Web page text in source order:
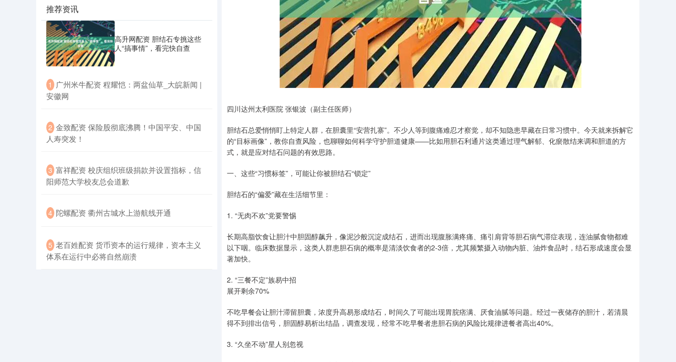
四川达州太利医院 张银波（副主任医师）
胆结石总爱悄悄盯上特定人群，在胆囊里“安营扎寨”。不少人等到腹痛难忍才察觉，却不知隐患早藏在日常习惯中。今天就来拆解它
的“目标画像”，教你自查风险，也聊聊如何科学守护胆道健康——比如用胆石利通片这类通过理气解郁、化瘀散结来调和胆道的方
式，就是应对结石问题的有效思路。
一、这些“习惯标签”，可能让你被胆结石“锁定”
胆结石的“偏爱”藏在生活细节里：
1. “无肉不欢”党要警惕
长期高脂饮食让胆汁中胆固醇飙升，像泥沙般沉淀成结石，进而出现腹胀满疼痛、痛引肩背等胆石病气滞症表现，连油腻食物都难
以下咽。临床数据显示，这类人群患胆石病的概率是清淡饮食者的2-3倍，尤其频繁摄入动物内脏、油炸食品时，结石形成速度会显
著加快。
2. “三餐不定”族易中招
展开剩余70%
不吃早餐会让胆汁滞留胆囊，浓度升高易形成结石，时间久了可能出现胃脘痞满、厌食油腻等问题。经过一夜储存的胆汁，若清晨
得不到排出信号，胆固醇易析出结晶，调查发现，经常不吃早餐者患胆石病的风险比规律进餐者高出40%。
3. “久坐不动”星人别忽视
推荐资讯
高升网配资 胆结石专挑这些
人“搞事情”，看完快自查
1 ​广州米牛配资 程耀恺：两盆仙草_大皖新闻 |
安徽网
2 ​金致配资 保险股彻底沸腾！中国平安、中国
人寿突发！
3 ​富祥配资 校庆组织班级捐款并设置指标，信
阳师范大学校友总会道歉
4 ​陀螺配资 衢州古城水上游航线开通
5 ​老百姓配资 货币资本的运行规律，资本主义
体系在运行中必将自然崩溃